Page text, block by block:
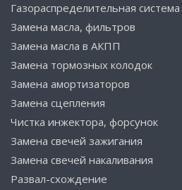
Газораспределительная система
Замена масла, фильтров
Замена масла в АКПП
Замена тормозных колодок
Замена амортизаторов
Замена сцепления
Чистка инжектора, форсунок
Замена свечей зажигания
Замена свечей накаливания
Развал-схождение